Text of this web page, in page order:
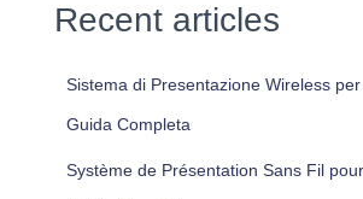
Recent articles
Sistema di Presentazione Wireless
Guida Completa
Système de Présentation Sans Fil